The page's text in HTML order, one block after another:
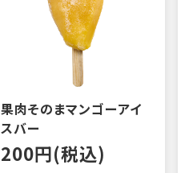
果肉そのまマンゴーアイ
スバー
200円(税込)